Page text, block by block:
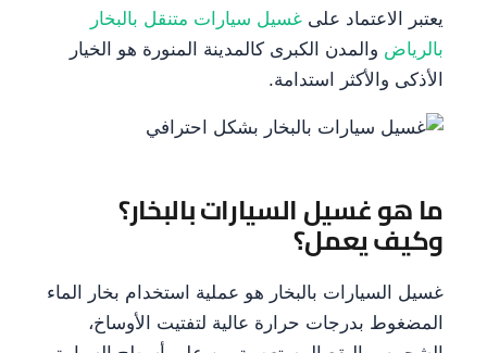
يعتبر الاعتماد على غسيل سيارات متنقل بالبخار
بالرياض والمدن الكبرى كالمدينة المنورة هو الخيار
الأذكى والأكثر استدامة.
ما هو غسيل السيارات بالبخار؟
وكيف يعمل؟
غسيل السيارات بالبخار هو عملية استخدام بخار الماء
المضغوط بدرجات حرارة عالية لتفتيت الأوساخ،